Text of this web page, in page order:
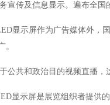
宣传及信息显示。遍布全国
显示屏作为广告媒体外，
。
公共和政治目的视频直播，
显示屏是展览组织者提供